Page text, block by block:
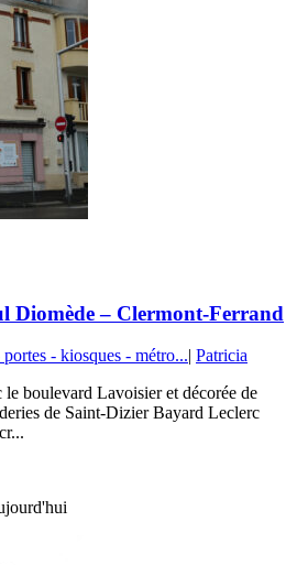
Diomède – Clermont-Ferrand
- kiosques - métro...| Patricia
le boulevard Lavoisier et décorée de
de Saint-Dizier Bayard Leclerc